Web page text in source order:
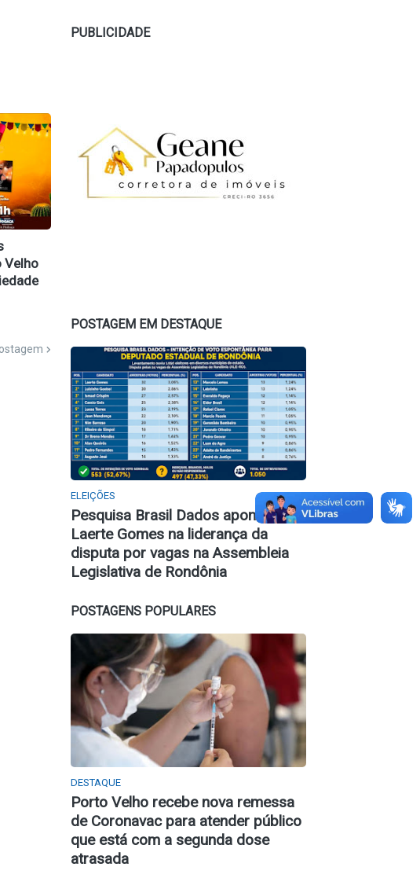
Velho
PUBLICIDADE
POSTAGEM EM DESTAQUE
ELEIÇÕES
Pesquisa Brasil Dados aponta
Laerte Gomes na liderança da
disputa por vagas na Assembleia
Legislativa de Rondônia
POSTAGENS POPULARES
DESTAQUE
Porto Velho recebe nova remessa
de Coronavac para atender público
que está com a segunda dose
atrasada